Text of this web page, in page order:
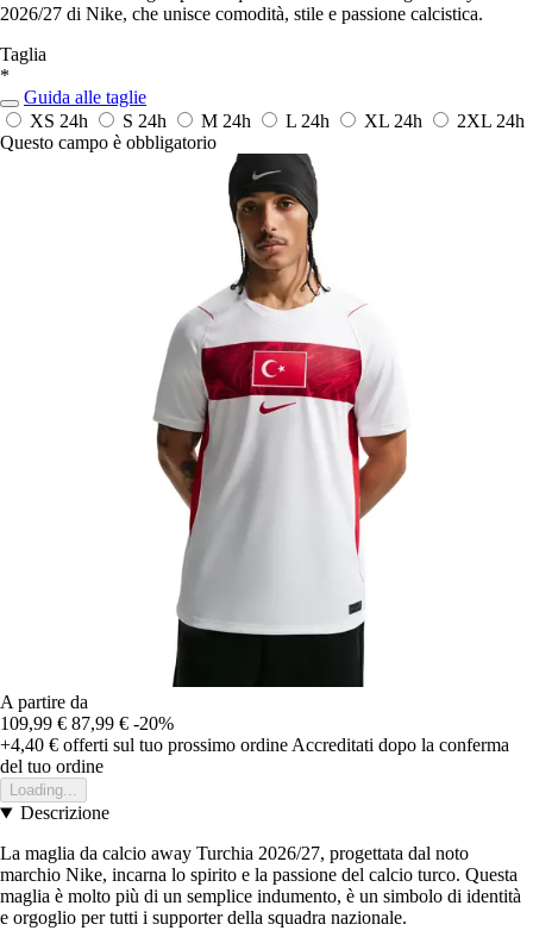
2026/27 di Nike, che unisce comodità, stile e passione calcistica.
Taglia
*
Guida alle taglie
XS 24h S 24h M 24h L 24h XL 24h 2XL 24h
Questo campo è obbligatorio
A partire da
109,99 € 87,99 € -20%
+4,40 € offerti sul tuo prossimo ordine Accreditati dopo la conferma
del tuo ordine
Loading...
Descrizione
La maglia da calcio away Turchia 2026/27, progettata dal noto
marchio Nike, incarna lo spirito e la passione del calcio turco. Questa
maglia è molto più di un semplice indumento, è un simbolo di identità
e orgoglio per tutti i supporter della squadra nazionale.